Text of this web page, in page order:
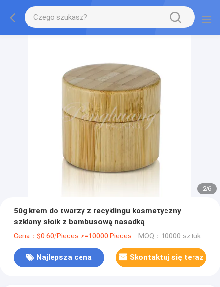
2/6
50g krem ​​do twarzy z recyklingu kosmetyczny
szklany słoik z bambusową nasadką
Cena：$0.60/Pieces >=10000 Pieces MOQ：10000 sztuk
Najlepsza cena Skontaktuj się teraz